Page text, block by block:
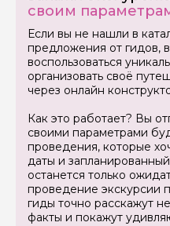
своим
Если вы не нашли в
предложения от гидов,
воспользоваться
организовать своё
через онлайн
Как это работает? Вы
своими параметрами
проведения, которые
даты и
останется только
проведение экскурсии
гиды точно расскажут
факты и покажут